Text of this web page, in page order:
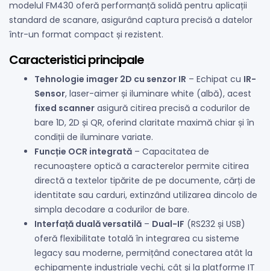
modelul FM430 oferă performanță solidă pentru aplicații
standard de scanare, asigurând captura precisă a datelor
într-un format compact și rezistent.
Caracteristici principale
Tehnologie imager 2D cu senzor IR – Echipat cu IR-
Sensor, laser-aimer și iluminare white (albă), acest
fixed scanner asigură citirea precisă a codurilor de
bare 1D, 2D și QR, oferind claritate maximă chiar și în
condiții de iluminare variate.
Funcție OCR integrată – Capacitatea de
recunoaștere optică a caracterelor permite citirea
directă a textelor tipărite de pe documente, cărți de
identitate sau carduri, extinzând utilizarea dincolo de
simpla decodare a codurilor de bare.
Interfață duală versatilă – Dual-IF (RS232 și USB)
oferă flexibilitate totală în integrarea cu sisteme
legacy sau moderne, permițând conectarea atât la
echipamente industriale vechi, cât și la platforme IT